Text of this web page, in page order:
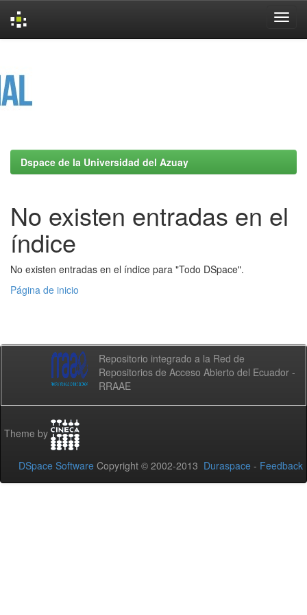
Dspace de la Universidad del Azuay
No existen entradas en el
índice
No existen entradas en el índice para "Todo DSpace".
Página de inicio
Repositorio integrado a la Red de
Repositorios de Acceso Abierto del Ecuador -
RRAAE
Theme by
DSpace Software Copyright © 2002-2013 Duraspace - Feedback